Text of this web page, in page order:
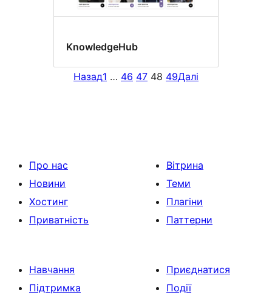
KnowledgeHub
Назад1 … 46 47 48 49Далі
Про нас
Новини
Хостинг
Приватність
Вітрина
Теми
Плагіни
Паттерни
Навчання
Підтримка
Приєднатися
Події